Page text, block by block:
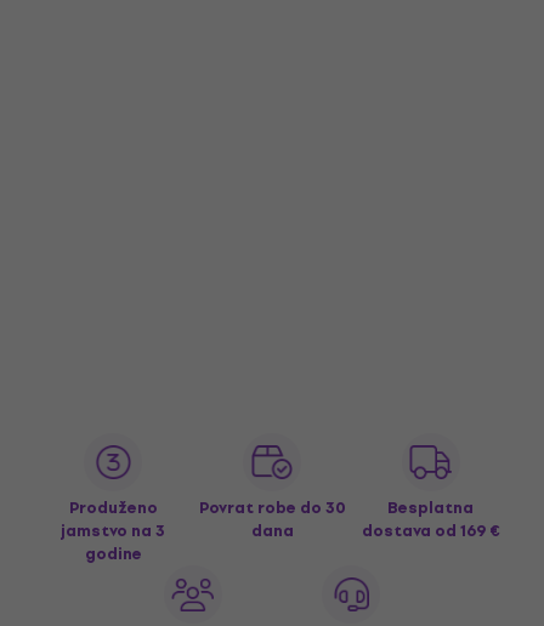
Produženo
jamstvo na 3
godine
Povrat robe do 30
dana
Besplatna
dostava od 169 €